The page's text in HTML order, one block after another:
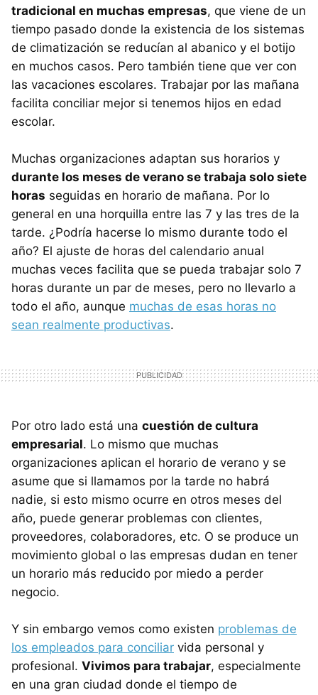
tradicional en muchas empresas, que viene de un
tiempo pasado donde la existencia de los sistemas
de climatización se reducían al abanico y el botijo
en muchos casos. Pero también tiene que ver con
las vacaciones escolares. Trabajar por las mañana
facilita conciliar mejor si tenemos hijos en edad
escolar.
Muchas organizaciones adaptan sus horarios y
durante los meses de verano se trabaja solo siete
horas seguidas en horario de mañana. Por lo
general en una horquilla entre las 7 y las tres de la
tarde. ¿Podría hacerse lo mismo durante todo el
año? El ajuste de horas del calendario anual
muchas veces facilita que se pueda trabajar solo 7
horas durante un par de meses, pero no llevarlo a
todo el año, aunque muchas de esas horas no
sean realmente productivas.
Por otro lado está una cuestión de cultura
empresarial. Lo mismo que muchas
organizaciones aplican el horario de verano y se
asume que si llamamos por la tarde no habrá
nadie, si esto mismo ocurre en otros meses del
año, puede generar problemas con clientes,
proveedores, colaboradores, etc. O se produce un
movimiento global o las empresas dudan en tener
un horario más reducido por miedo a perder
negocio.
Y sin embargo vemos como existen problemas de
los empleados para conciliar vida personal y
profesional. Vivimos para trabajar, especialmente
en una gran ciudad donde el tiempo de